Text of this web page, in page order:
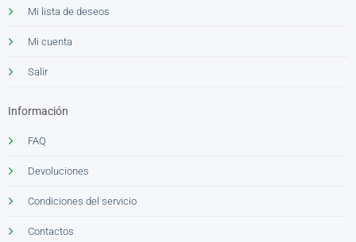
Mi lista de deseos
Mi cuenta
Salir
Información
FAQ
Devoluciones
Condiciones del servicio
Contactos